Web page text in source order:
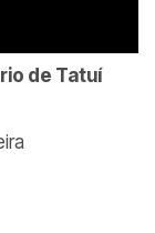
de Tatuí